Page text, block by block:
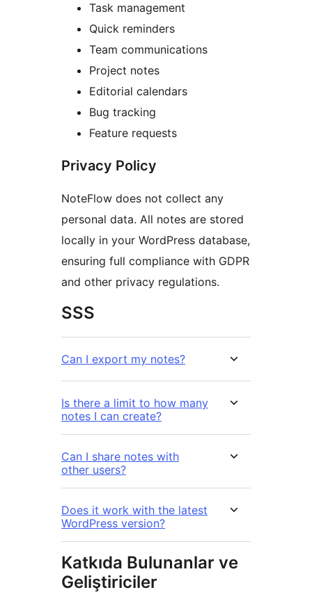
Task management
Quick reminders
Team communications
Project notes
Editorial calendars
Bug tracking
Feature requests
Privacy Policy
NoteFlow does not collect any
personal data. All notes are stored
locally in your WordPress database,
ensuring full compliance with GDPR
and other privacy regulations.
SSS
Can I export my notes?
Is there a limit to how many
notes I can create?
Can I share notes with
other users?
Does it work with the latest
WordPress version?
Katkıda Bulunanlar ve
Geliştiriciler